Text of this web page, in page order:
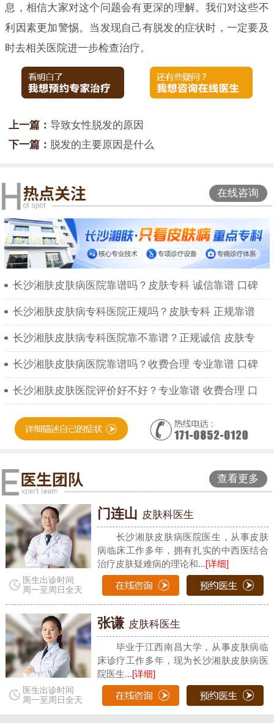
息，相信大家对这个问题会有更深的理解。我们对这些不
利因素更加警惕。当发现自己有脱发的症状时，一定要及
时去相关医院进一步检查治疗。
上一篇： 导致女性脱发的原因
下一篇： 脱发的主要原因是什么
在线咨询
长沙湘肤皮肤病医院靠谱吗？皮肤专科 诚信靠谱 口碑
长沙湘肤皮肤病专科医院正规吗？皮肤专科 正规靠谱
长沙湘肤皮肤病专科医院靠不靠谱？正规诚信 皮肤专
长沙湘肤皮肤病医院靠谱吗？收费合理 专业靠谱 口碑
长沙湘肤皮肤医院评价好不好？专业靠谱 收费合理 口
查看更多
医生出诊时间
周一至周日全天
门连山 皮肤科医生
长沙湘肤皮肤病医院医生，从事皮肤
病临床工作多年，拥有扎实的中西医结合
治疗皮肤疑难病的理论和...[详细]
医生出诊时间
周一至周日全天
张谦 皮肤科医生
毕业于江西南昌大学，从事皮肤病临
床诊疗工作多年，现为长沙湘肤皮肤病医
院医生...[详细]